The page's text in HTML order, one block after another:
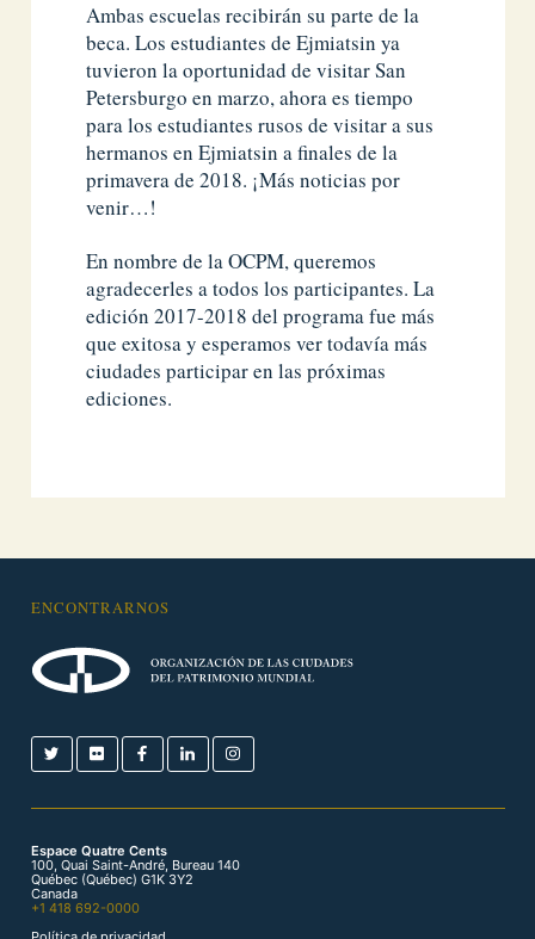
Ambas escuelas recibirán su parte de la
beca. Los estudiantes de Ejmiatsin ya
tuvieron la oportunidad de visitar San
Petersburgo en marzo, ahora es tiempo
para los estudiantes rusos de visitar a sus
hermanos en Ejmiatsin a finales de la
primavera de 2018. ¡Más noticias por
venir…!
En nombre de la OCPM, queremos
agradecerles a todos los participantes. La
edición 2017-2018 del programa fue más
que exitosa y esperamos ver todavía más
ciudades participar en las próximas
ediciones.
ENCONTRARNOS
Espace Quatre Cents
100, Quai Saint-André, Bureau 140
Québec (Québec) G1K 3Y2
Canada
+1 418 692-0000